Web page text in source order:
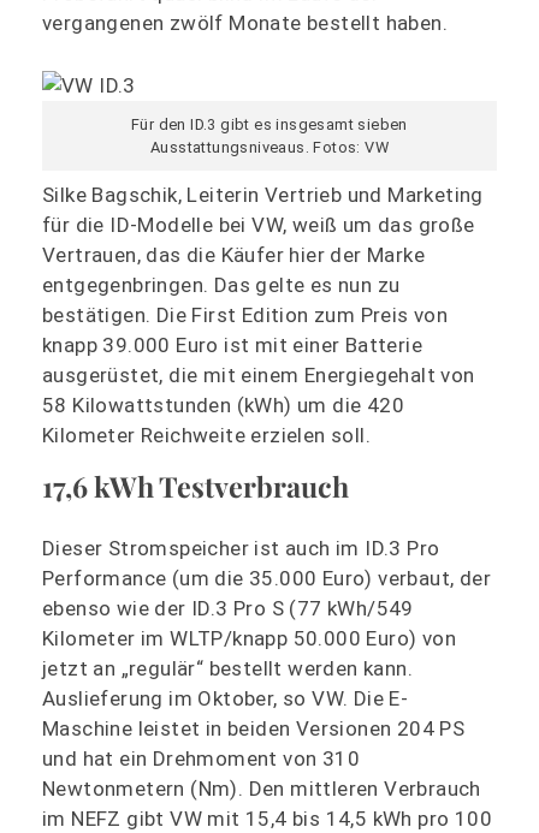
vergangenen zwölf Monate bestellt haben.
Für den ID.3 gibt es insgesamt sieben
Ausstattungsniveaus. Fotos: VW
Silke Bagschik, Leiterin Vertrieb und Marketing
für die ID-Modelle bei VW, weiß um das große
Vertrauen, das die Käufer hier der Marke
entgegenbringen. Das gelte es nun zu
bestätigen. Die First Edition zum Preis von
knapp 39.000 Euro ist mit einer Batterie
ausgerüstet, die mit einem Energiegehalt von
58 Kilowattstunden (kWh) um die 420
Kilometer Reichweite erzielen soll.
17,6 kWh Testverbrauch
Dieser Stromspeicher ist auch im ID.3 Pro
Performance (um die 35.000 Euro) verbaut, der
ebenso wie der ID.3 Pro S (77 kWh/549
Kilometer im WLTP/knapp 50.000 Euro) von
jetzt an „regulär“ bestellt werden kann.
Auslieferung im Oktober, so VW. Die E-
Maschine leistet in beiden Versionen 204 PS
und hat ein Drehmoment von 310
Newtonmetern (Nm). Den mittleren Verbrauch
im NEFZ gibt VW mit 15,4 bis 14,5 kWh pro 100